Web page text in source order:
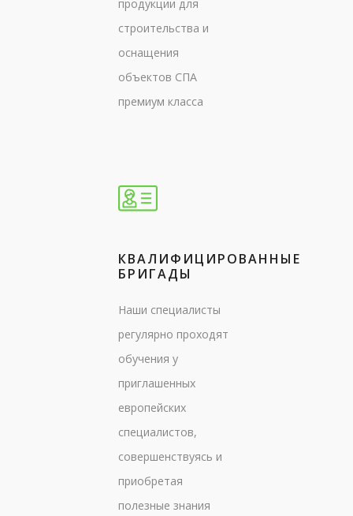
продукции для
строительства и
оснащения
объектов СПА
премиум класса
КВАЛИФИЦИРОВАННЫЕ
БРИГАДЫ
Наши специалисты
регулярно проходят
обучения у
приглашенных
европейских
специалистов,
совершенствуясь и
приобретая
полезные знания